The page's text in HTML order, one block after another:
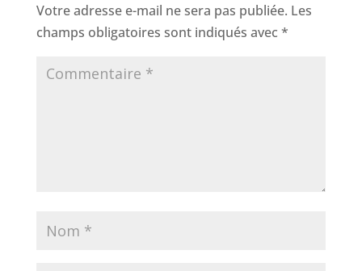
Votre adresse e-mail ne sera pas publiée. Les
champs obligatoires sont indiqués avec *